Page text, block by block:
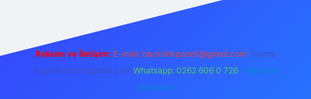
Reklam ve İletişim: E-mail: backlinkpaneli@gmail.com Teams:
forumhizmeti@gmail.com Whatsapp: 0262 606 0 726 Telegram:
@karabul